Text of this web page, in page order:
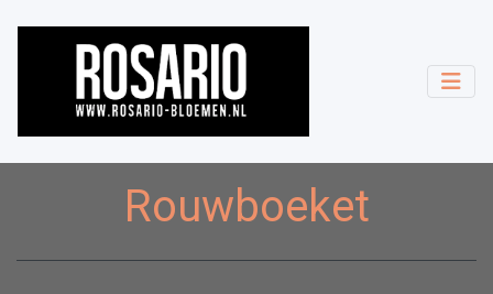
Rouwboeket